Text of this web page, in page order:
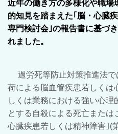
近年の働き方の多様化や職場
的知見を踏まえた｢脳・心臓
専門検討会｣の報告書に基づ
れました。
過労死等防止対策推進法で
荷による脳血管疾患若しくは
しくは業務における強い心理
とする自殺による死亡また
心臓疾患若しくは精神障害｣(